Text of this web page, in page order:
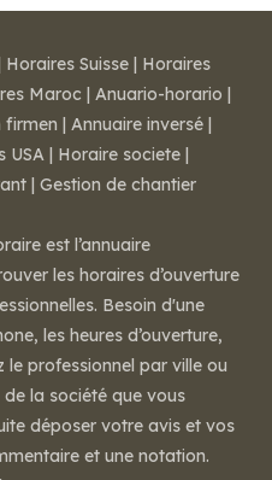
Horaires Suisse | Horaires
Maroc | Anuario-horario |
firmen | Annuaire inversé |
USA | Horaire societe |
| Gestion de chantier
est l’annuaire
les horaires d’ouverture
Besoin d'une
les heures d’ouverture,
le professionnel par ville ou
la société que vous
déposer votre avis et vos
et une notation.